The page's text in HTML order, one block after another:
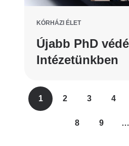
KÓRHÁZI ÉLET
Újabb PhD
Intézetünkben
Jelenlegi
1
Oldal
2
Oldal
3
Oldal
4
Oldal
8
Oldal
9 …